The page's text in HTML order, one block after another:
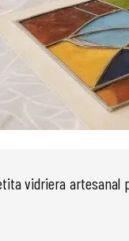
vidriera artesanal